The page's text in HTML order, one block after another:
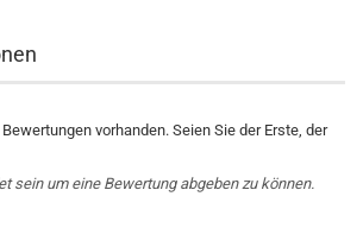
vorhanden. Seien Sie der Erste, der
sein um eine Bewertung abgeben zu können.